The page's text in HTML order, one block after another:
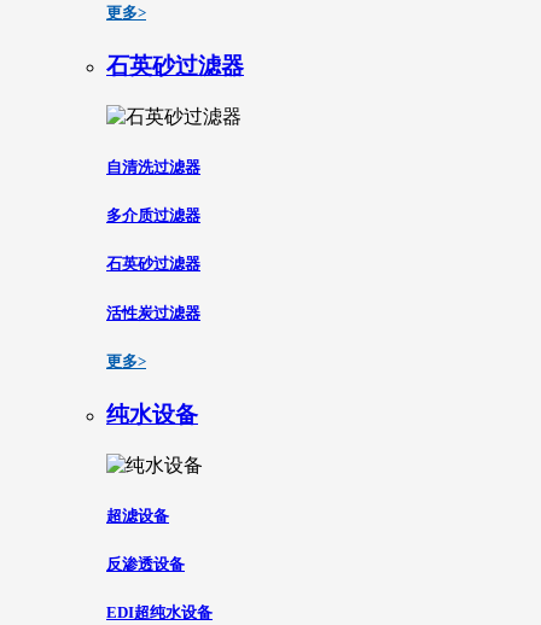
更多>
石英砂过滤器
自清洗过滤器
多介质过滤器
石英砂过滤器
活性炭过滤器
更多>
纯水设备
超滤设备
反渗透设备
EDI超纯水设备